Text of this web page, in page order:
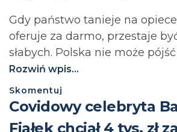
Gdy państwo tanieje na
oferuje za darmo, przestaje
słabych. Polska nie może
Rozwiń wpis...
Skomentuj
Covidowy celebryta
Fiałek chciał 4 tys. zł